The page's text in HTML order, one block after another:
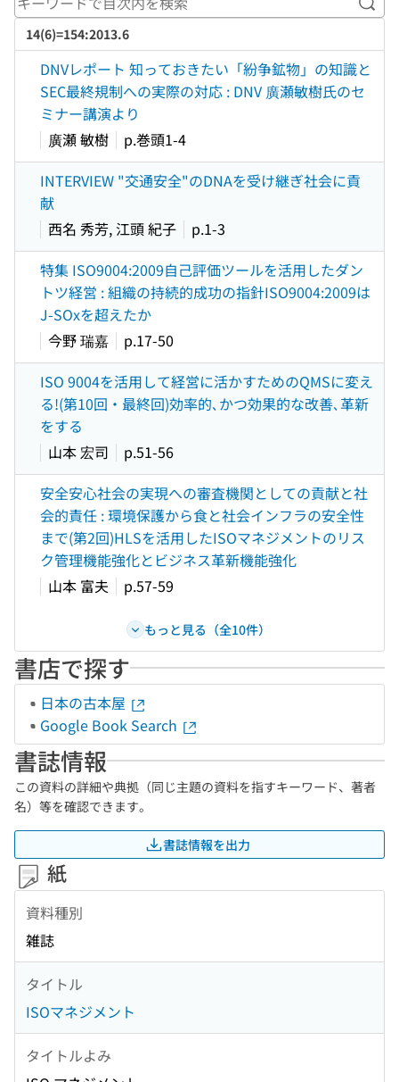
キ
14(6)=154:2013.6
DNVレポート 知っておきたい「紛争鉱物」の知識と
SEC最終規制への実際の対応 : DNV 廣瀬敏樹氏のセ
ミナー講演より
廣瀬 敏樹
p.巻頭1-4
INTERVIEW "交通安全"のDNAを受け継ぎ社会に貢
献
西名 秀芳, 江頭 紀子
p.1-3
特集 ISO9004:2009自己評価ツールを活用したダン
トツ経営 : 組織の持続的成功の指針ISO9004:2009は
J-SOxを超えたか
今野 瑞嘉
p.17-50
ISO 9004を活用して経営に活かすためのQMSに変え
る!(第10回・最終回)効率的､かつ効果的な改善､革新
をする
山本 宏司
p.51-56
安全安心社会の実現への審査機関としての貢献と社
会的責任 : 環境保護から食と社会インフラの安全性
まで(第2回)HLSを活用したISOマネジメントのリス
ク管理機能強化とビジネス革新機能強化
山本 富夫
p.57-59
もっと見る（全10件）
書店で探す
日本の古本屋
Google Book Search
書誌情報
この資料の詳細や典拠（同じ主題の資料を指すキーワード、著者
名）等を確認できます。
書誌情報を出力
紙
資料種別
雑誌
タイトル
ISOマネジメント
タイトルよみ